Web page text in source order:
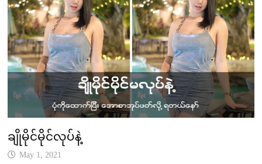
ချိုမိုင်မိုင်လုပ်နဲ့
May 1, 2021